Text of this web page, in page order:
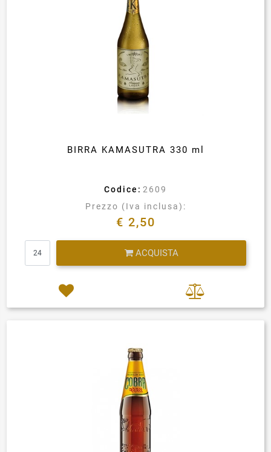
BIRRA KAMASUTRA 330 ml
Codice: 2609
Prezzo (Iva inclusa):
€ 2,50
ACQUISTA